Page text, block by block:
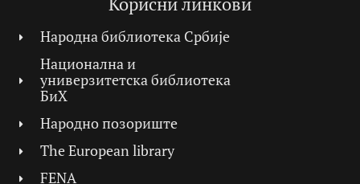
Народна библиотека Србије
Национална и
универзитетска библиотека
БиХ
Народно позориште
The European library
FENA